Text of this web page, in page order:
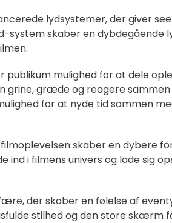
lydsystemer, der giver
system skaber en dybdegående
publikum mulighed for at dele
grine, græde og reagere
for at nyde tid sammen
skaber en dybere
i filmens univers og lade sig
der skaber en følelse af
stilhed og den store skærm